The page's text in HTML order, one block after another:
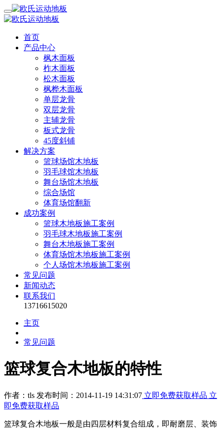
首页
产品中心
枫木面板
柞木面板
松木面板
枫桦木面板
单层龙骨
双层龙骨
主辅龙骨
板式龙骨
45度斜铺
解决方案
篮球场馆木地板
羽毛球馆木地板
舞台场馆木地板
综合场馆
体育场馆翻新
成功案例
篮球木地板施工案例
羽毛球木地板施工案例
舞台木地板施工案例
体育场馆木地板施工案例
个人场馆木地板施工案例
常见问题
新闻动态
联系我们
13716615020
主页
常见问题
篮球复合木地板的特性
作者：tls 发布时间：2014-11-19 14:31:07 立即免费获取样品 立
即免费获取样品
篮球复合木地板一般是由四层材料复合组成，即耐磨层、装饰